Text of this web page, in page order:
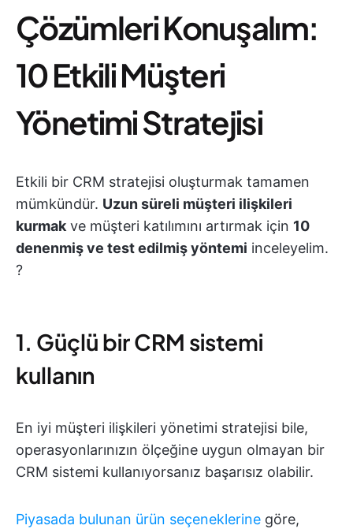
Çözümleri Konuşalım:
10 Etkili Müşteri
Yönetimi Stratejisi
Etkili bir CRM stratejisi oluşturmak tamamen
mümkündür. Uzun süreli müşteri ilişkileri
kurmakve müşteri katılımını artırmak için 10
denenmiş ve test edilmiş yöntemi inceleyelim.
?
1. Güçlü bir CRM sistemi
kullanın
En iyi müşteri ilişkileri yönetimi stratejisi bile,
operasyonlarınızın ölçeğine uygun olmayan bir
CRM sistemi kullanıyorsanız başarısız olabilir.
Piyasada bulunan ürün seçeneklerine göre,